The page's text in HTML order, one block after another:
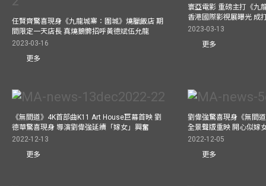
任賢齊驚喜現身《九龍城寨：圍城》燒臘飯店 期
間限定一天店長 真燒鵝髀招呼黃德斌伍允龍
2023-03-16
更多
寰亞電影 重磅主打《九
香港國際影視展曝光 成
2023-03-13
更多
《無間道》4K首部曲K11 Art House巨幕首映 劉
德華驚喜現身 導演劉偉強延續「嫁女」興奮
2022-12-13
更多
劉偉強驚喜現身《無間
全景聲版重映 開心似嫁
2022-12-05
更多